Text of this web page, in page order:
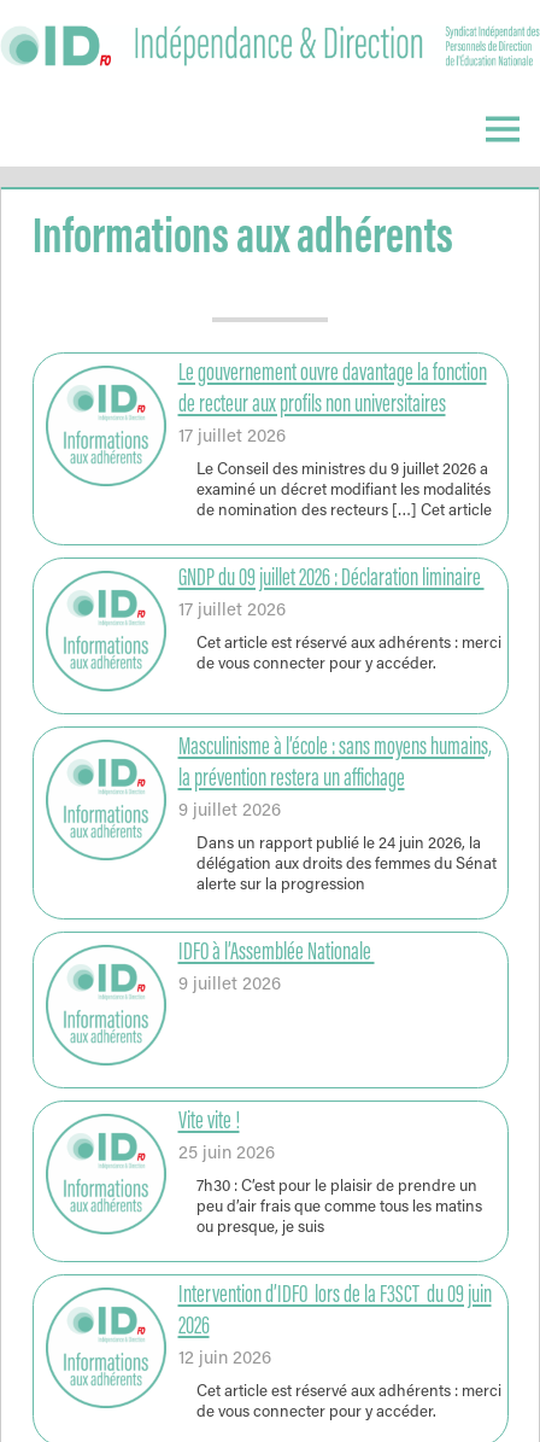
to
Direction
Menu
Informations aux adhérents
Le gouvernement ouvre davantage la fonction
de recteur aux profils non universitaires
17 juillet 2026
Le Conseil des ministres du 9 juillet 2026 a
examiné un décret modifiant les modalités
de nomination des recteurs […] Cet article
GNDP du 09 juillet 2026 : Déclaration liminaire
17 juillet 2026
Cet article est réservé aux adhérents : merci
de vous connecter pour y accéder.
Masculinisme à l’école : sans moyens humains,
la prévention restera un affichage
9 juillet 2026
Dans un rapport publié le 24 juin 2026, la
délégation aux droits des femmes du Sénat
alerte sur la progression
IDFO à l’Assemblée Nationale
9 juillet 2026
Vite vite !
25 juin 2026
7h30 : C’est pour le plaisir de prendre un
peu d’air frais que comme tous les matins
ou presque, je suis
Intervention d’IDFO lors de la F3SCT du 09 juin
2026
12 juin 2026
Cet article est réservé aux adhérents : merci
de vous connecter pour y accéder.